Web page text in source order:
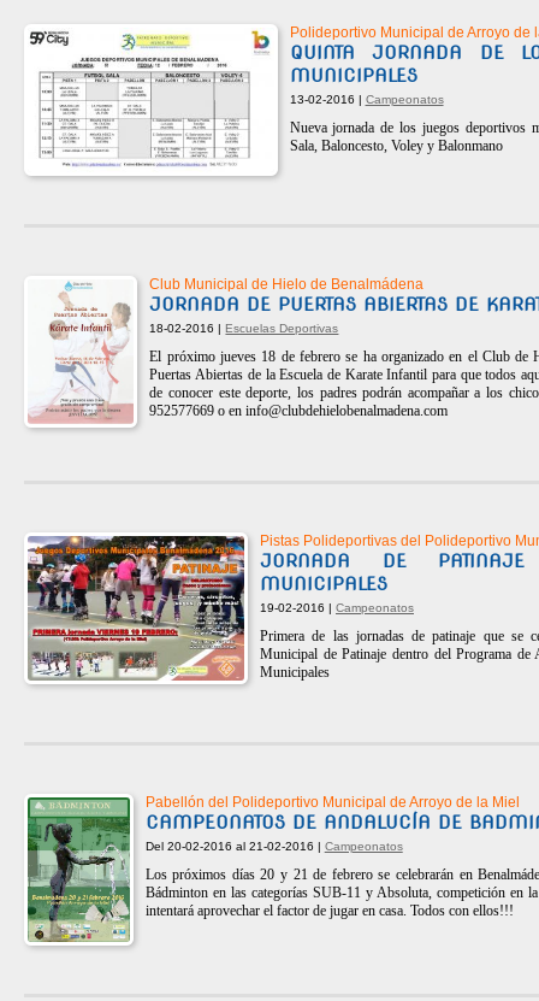
Polideportivo Municipal de Arroyo de
QUINTA JORNADA DE
MUNICIPALES
13-02-2016 | Campeonatos
Nueva jornada de los juegos deportivos
Sala, Baloncesto, Voley y Balonmano
Club Municipal de Hielo de Benalmádena
JORNADA DE PUERTAS ABIERTAS DE
18-02-2016 |Escuelas Deportivas
El próximo jueves 18 de febrero se ha organizado en el Club de
Puertas Abiertas de la Escuela de Karate Infantil para que todos
de conocer este deporte, los padres podrán acompañar a los
952577669 o eninfo@clubdehielobenalmadena.com
Pistas Polideportivas del Polideportivo
JORNADA DE PATINAJE
MUNICIPALES
19-02-2016 | Campeonatos
Primera de las jornadas de patinaje que se
Municipal de Patinaje dentro del Programa
Municipales
Pabellón del Polideportivo Municipal de Arroyo de la Miel
CAMPEONATOS DE ANDALUCÍA DE
Del 20-02-2016 al 21-02-2016 | Campeonatos
Los próximos días 20 y 21 de febrero se celebrarán en
Bádminton en las categorías SUB-11 y Absoluta, competición en
intentará aprovechar el factor de jugar en casa. Todos con ellos!!!